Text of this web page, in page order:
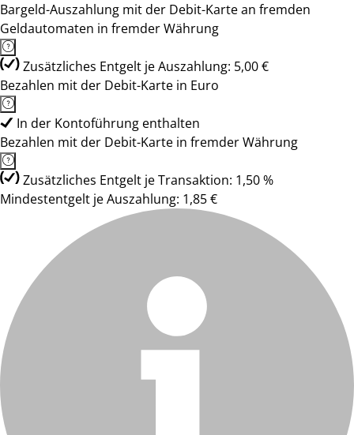
Bargeld-Auszahlung mit der Debit-Karte an fremden
Geldautomaten in fremder Währung
Zusätzliches Entgelt je Auszahlung: 5,00 €
Bezahlen mit der Debit-Karte in Euro
In der Kontoführung enthalten
Bezahlen mit der Debit-Karte in fremder Währung
Zusätzliches Entgelt je Transaktion: 1,50 %
Mindestentgelt je Auszahlung: 1,85 €